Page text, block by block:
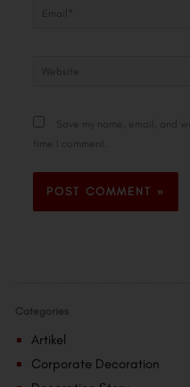
Categories
Artikel
Corporate Decoration
Email*
Save my name, email, and
time I comment.